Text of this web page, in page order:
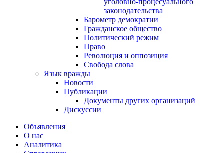
уголовно-процесуального
законодательства
Барометр демократии
Гражданское общество
Политический режим
Право
Революция и оппозиция
Свобода слова
Язык вражды
Новости
Публикации
Документы других организаций
Дискуссии
Объявления
О нас
Аналитика